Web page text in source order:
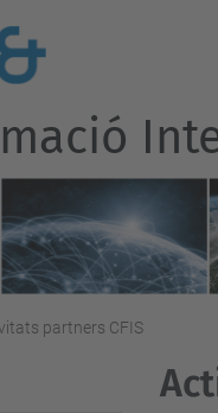
partners CFIS